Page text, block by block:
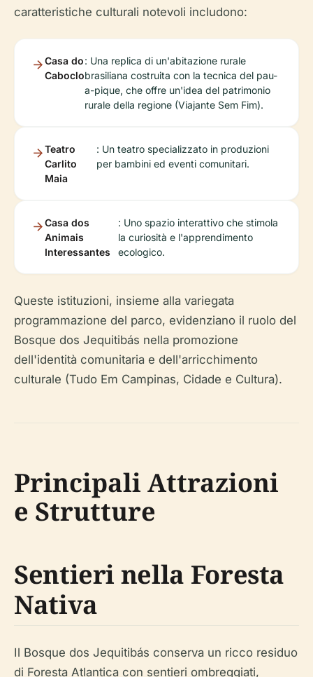
caratteristiche culturali notevoli includono:
Casa do
Caboclo
: Una replica di un'abitazione rurale
brasiliana costruita con la tecnica del pau-
a-pique, che offre un'idea del patrimonio
rurale della regione (Viajante Sem Fim).
Teatro
Carlito
Maia
: Un teatro specializzato in produzioni
per bambini ed eventi comunitari.
Casa dos
Animais
Interessantes
: Uno spazio interattivo che stimola
la curiosità e l'apprendimento
ecologico.
Queste istituzioni, insieme alla variegata
programmazione del parco, evidenziano il ruolo del
Bosque dos Jequitibás nella promozione
dell'identità comunitaria e dell'arricchimento
culturale (Tudo Em Campinas, Cidade e Cultura).
Principali Attrazioni
e Strutture
Sentieri nella Foresta
Nativa
Il Bosque dos Jequitibás conserva un ricco residuo
di Foresta Atlantica con sentieri ombreggiati,